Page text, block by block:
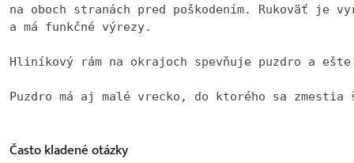
na oboch stranách pred poškodením. Rukoväť je
a má funkčné výrezy.
Hliníkový rám na okrajoch spevňuje puzdro a
Puzdro má aj malé vrecko, do ktorého sa
Často kladenéotázky